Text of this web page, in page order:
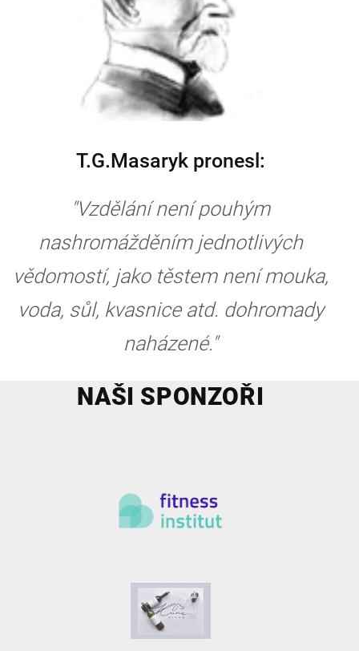
T.G.Masaryk pronesl:
"Vzdělání není pouhým
nashromážděním jednotlivých
vědomostí, jako těstem není mouka,
voda, sůl, kvasnice atd. dohromady
naházené."
NAŠI SPONZOŘI